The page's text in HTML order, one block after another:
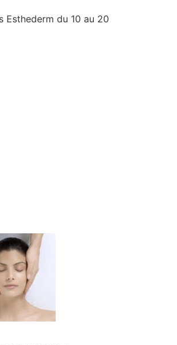
Esthederm du 10 au 20